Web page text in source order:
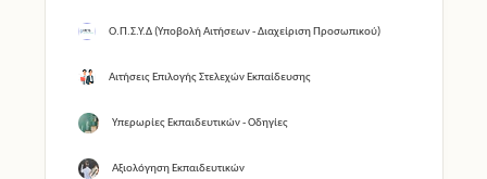
Ο.Π.Σ.Υ.Δ (Υποβολή Αιτήσεων - Διαχείριση Προσωπικού)
Αιτήσεις Επιλογής Στελεχών Εκπαίδευσης
Υπερωρίες Εκπαιδευτικών - Οδηγίες
Αξιολόγηση Εκπαιδευτικών